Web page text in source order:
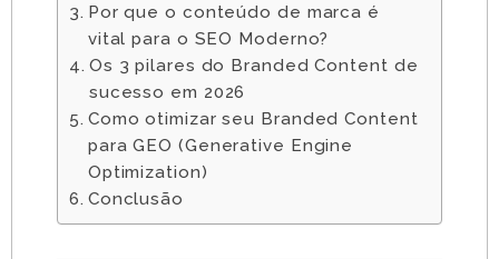
Por que o conteúdo de marca é
vital para o SEO Moderno?
Os 3 pilares do Branded Content de
sucesso em 2026
Como otimizar seu Branded Content
para GEO (Generative Engine
Optimization)
Conclusão